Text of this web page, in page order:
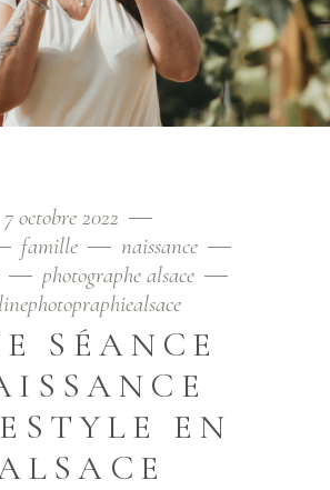
7 octobre 2022
famille
naissance
photographe alsace
SÉANCE
EN